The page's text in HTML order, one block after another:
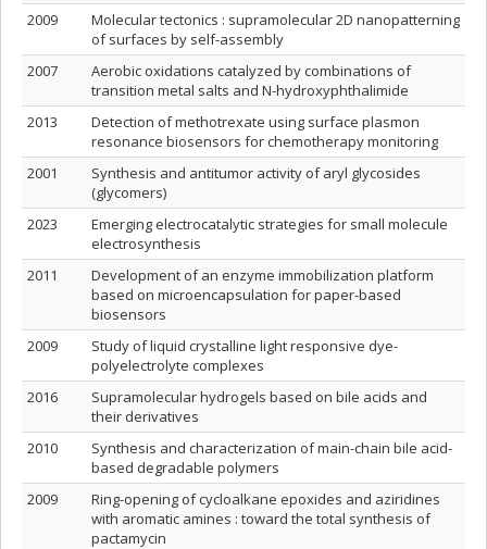
2009
Molecular tectonics : supramolecular 2D nanopatterning
of surfaces by self-assembly
2007
Aerobic oxidations catalyzed by combinations of
transition metal salts and N-hydroxyphthalimide
2013
Detection of methotrexate using surface plasmon
resonance biosensors for chemotherapy monitoring
2001
Synthesis and antitumor activity of aryl glycosides
(glycomers)
2023
Emerging electrocatalytic strategies for small molecule
electrosynthesis
2011
Development of an enzyme immobilization platform
based on microencapsulation for paper-based
biosensors
2009
Study of liquid crystalline light responsive dye-
polyelectrolyte complexes
2016
Supramolecular hydrogels based on bile acids and
their derivatives
2010
Synthesis and characterization of main-chain bile acid-
based degradable polymers
2009
Ring-opening of cycloalkane epoxides and aziridines
with aromatic amines : toward the total synthesis of
pactamycin